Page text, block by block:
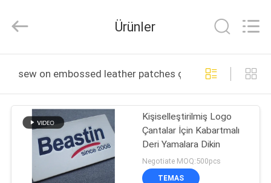
ÜRÜN:%
HAKKIMIZDA
Accessories
Co.,Ltd.
Reserved.
Ürünler
sew on embossed leather patches çevrimiçi üretim
Kişiselleştirilmiş Logo
Çantalar İçin Kabartmalı
Deri Yamalara Dikin
Negotiate MOQ:500pcs
TEMAS